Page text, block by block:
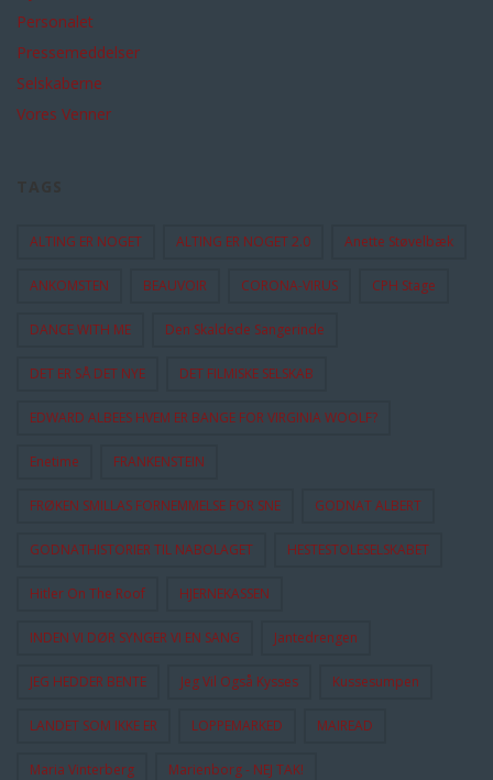
Personalet
Pressemeddelser
Selskaberne
Vores Venner
ALTING ER NOGET ALTING ER NOGET 2.0 Anette Støvelbæk
ANKOMSTEN BEAUVOIR CORONA-VIRUS CPH Stage
DANCE WITH ME Den Skaldede Sangerinde
DET ER SÅ DET NYE DET FILMISKE SELSKAB
EDWARD ALBEES HVEM ER BANGE FOR VIRGINIA WOOLF?
Enetime FRANKENSTEIN
FRØKEN SMILLAS FORNEMMELSE FOR SNE GODNAT ALBERT
GODNATHISTORIER TIL NABOLAGET HESTESTOLESELSKABET
Hitler On The Roof HJERNEKASSEN
INDEN VI DØR SYNGER VI EN SANG Jantedrengen
JEG HEDDER BENTE Jeg Vil Også Kysses Kussesumpen
LANDET SOM IKKE ER LOPPEMARKED MAIREAD
Maria Vinterberg Marienborg - NEJ TAK!